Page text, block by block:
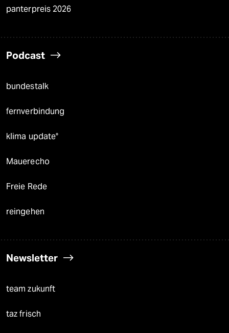
panterpreis 2026
Podcast
bundestalk
fernverbindung
klima update°
Mauerecho
Freie Rede
reingehen
Newsletter
team zukunft
taz frisch